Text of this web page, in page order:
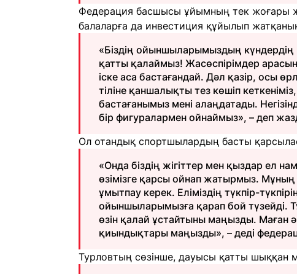
Федерация басшысы ұйымның тек жоғары
балаларға да инвестиция құйылып
«Біздің ойыншыларымыздың күндердің
қатты қалаймыз! Жасөспірімдер
іске аса бастағандай. Дәл қазір, осы
тіліне қаншалықты тез көшіп
бастағанымыз мені алаңдатады.
бір фигуралармен ойнаймыз», – деп
Ол отандық спортшылардың басты
«Онда біздің жігіттер мен қыздар ел
өзімізге қарсы ойнап жатырмыз.
ұмытпау керек. Еліміздің түкпір-
ойыншыларымызға қарап бой түзейді.
өзін қалай ұстайтыны маңызды. Маған
қиындықтары маңызды», – деді
Турловтың сөзінше, дауысы қатты шыққан